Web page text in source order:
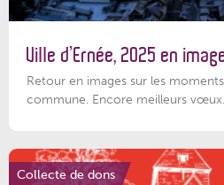
Ville d’Ernée, 2025 en
Retour en images sur les
commune. Encore meilleurs
Collecte de dons